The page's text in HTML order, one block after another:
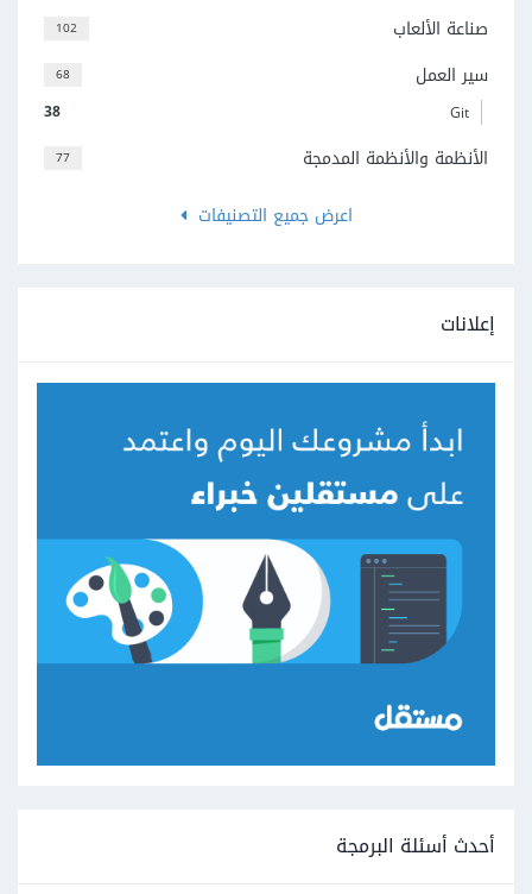
102 صناعة الألعاب
68 سير العمل
38 Git
77
الأنظمة والأنظمة المدمجة
اعرض جميع التصنيفات
إعلانات
أحدث أسئلة البرمجة